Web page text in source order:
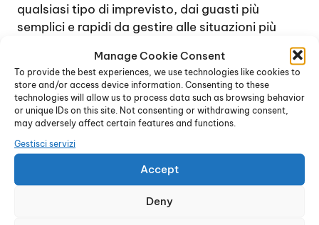
Manage Cookie Consent
To provide the best experiences, we use technologies like cookies to
store and/or access device information. Consenting to these
technologies will allow us to process data such as browsing behavior
or unique IDs on this site. Not consenting or withdrawing consent,
may adversely affect certain features and functions.
Gestisci servizi
Accept
Deny
qualsiasi tipo di imprevisto, dai guasti più
semplici e rapidi da gestire alle situazioni più
smontaggio completo della caldaia e la
sostituzione di una o più parti interne.
Contattando il centro di assistenza tecnica, è
possibile ricevere immediatamente una
consulenza specifica e accordarsi per un
sopralluogo, al fine di verificare l’entità e la
natura del guasto. In genere, se possibile, il
problema viene gestito entro poche ore dalla